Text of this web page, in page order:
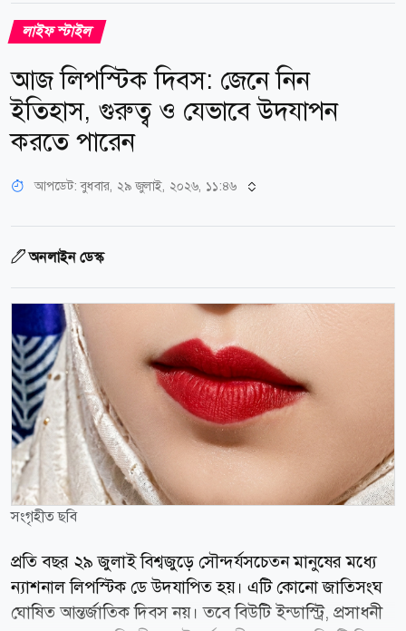
লাইফ স্টাইল
আজ লিপস্টিক দিবস: জেনে নিন
ইতিহাস, গুরুত্ব ও যেভাবে উদযাপন
করতে পারেন
আপডেট: বুধবার, ২৯ জুলাই, ২০২৬, ১১:৪৬
অনলাইন ডেস্ক
সংগৃহীত ছবি
প্রতি বছর ২৯ জুলাই বিশ্বজুড়ে সৌন্দর্যসচেতন মানুষের মধ্যে
ন্যাশনাল লিপস্টিক ডে উদযাপিত হয়। এটি কোনো জাতিসংঘ
ঘোষিত আন্তর্জাতিক দিবস নয়। তবে বিউটি ইন্ডাস্ট্রি, প্রসাধনী